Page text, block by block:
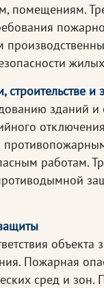
помещениям.
и
зданий
работам.
Пожарная
сред и